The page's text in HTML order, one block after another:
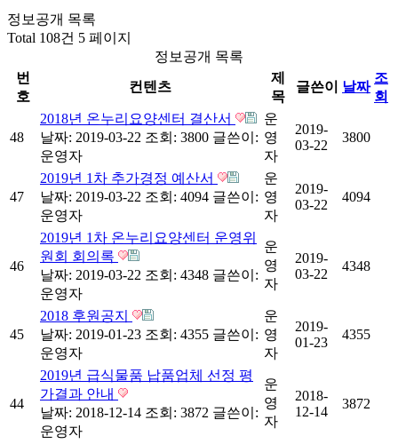
정보공개 목록
Total 108건 5 페이지
정보공개 목록
번
호
컨텐츠
제
목
글쓴이 날짜
조
회
48
2018년 온누리요양센터 결산서
날짜: 2019-03-22 조회: 3800 글쓴이:
운영자
운
영
자
2019-
03-22
3800
47
2019년 1차 추가경정 예산서
날짜: 2019-03-22 조회: 4094 글쓴이:
운영자
운
영
자
2019-
03-22
4094
46
2019년 1차 온누리요양센터 운영위
원회 회의록
날짜: 2019-03-22 조회: 4348 글쓴이:
운영자
운
영
자
2019-
03-22
4348
45
2018 후원공지
날짜: 2019-01-23 조회: 4355 글쓴이:
운영자
운
영
자
2019-
01-23
4355
44
2019년 급식물품 납품업체 선정 평
가결과 안내
날짜: 2018-12-14 조회: 3872 글쓴이:
운영자
운
영
자
2018-
12-14
3872